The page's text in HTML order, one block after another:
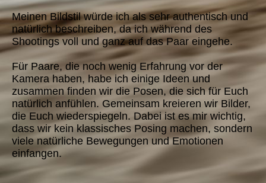
Meinen Bildstil würde ich als sehr authentisch und
natürlich beschreiben, da ich während des
Shootings voll und ganz auf das Paar eingehe.
Für Paare, die noch wenig Erfahrung vor der
Kamera haben, habe ich einige Ideen und
zusammen finden wir die Posen, die sich für Euch
natürlich anfühlen. Gemeinsam kreieren wir Bilder,
die Euch wiederspiegeln. Dabei ist es mir wichtig,
dass wir kein klassisches Posing machen, sondern
viele natürliche Bewegungen und Emotionen
einfangen.